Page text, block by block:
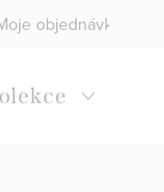
objednávka